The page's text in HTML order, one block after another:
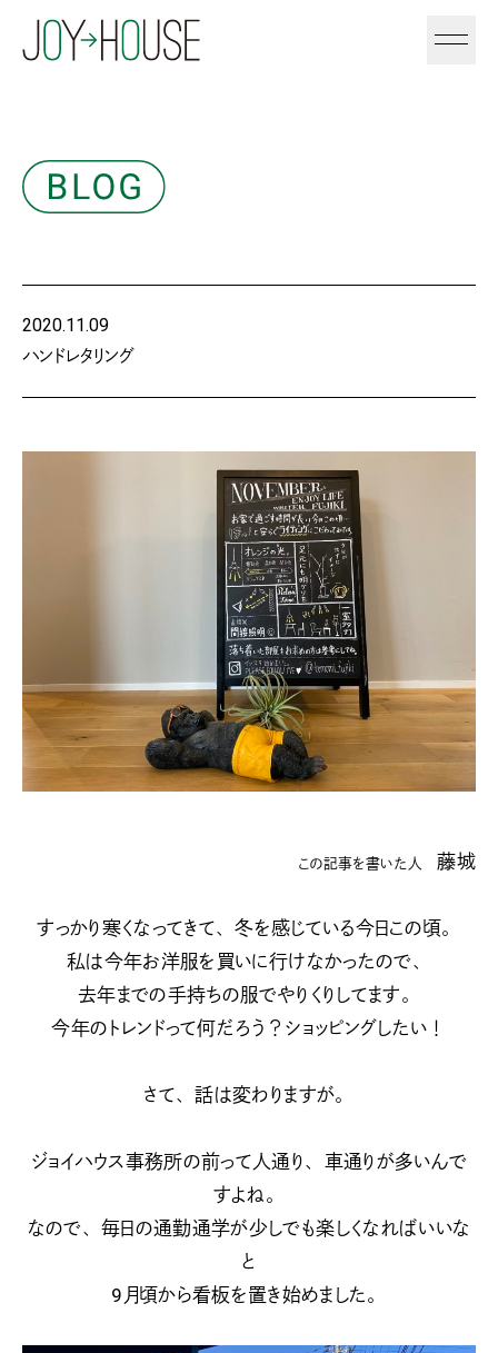
ハンドレタリング
2020.11.09
この記事を書いた人藤城
すっかり寒くなってきて、冬を感じている今日この頃。
私は今年お洋服を買いに行けなかったので、
去年までの手持ちの服でやりくりしてます。
今年のトレンドって何だろう？ショッピングしたい！
さて、話は変わりますが。
ジョイハウス事務所の前って人通り、車通りが多いんで
すよね。
なので、毎日の通勤通学が少しでも楽しくなればいいな
と
9月頃から看板を置き始めました。